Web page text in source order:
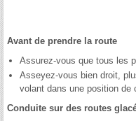
Avant de prendre la route
Assurez-vous que tous les
Asseyez-vous bien droit,
volant dans une position de
Conduite sur des routes